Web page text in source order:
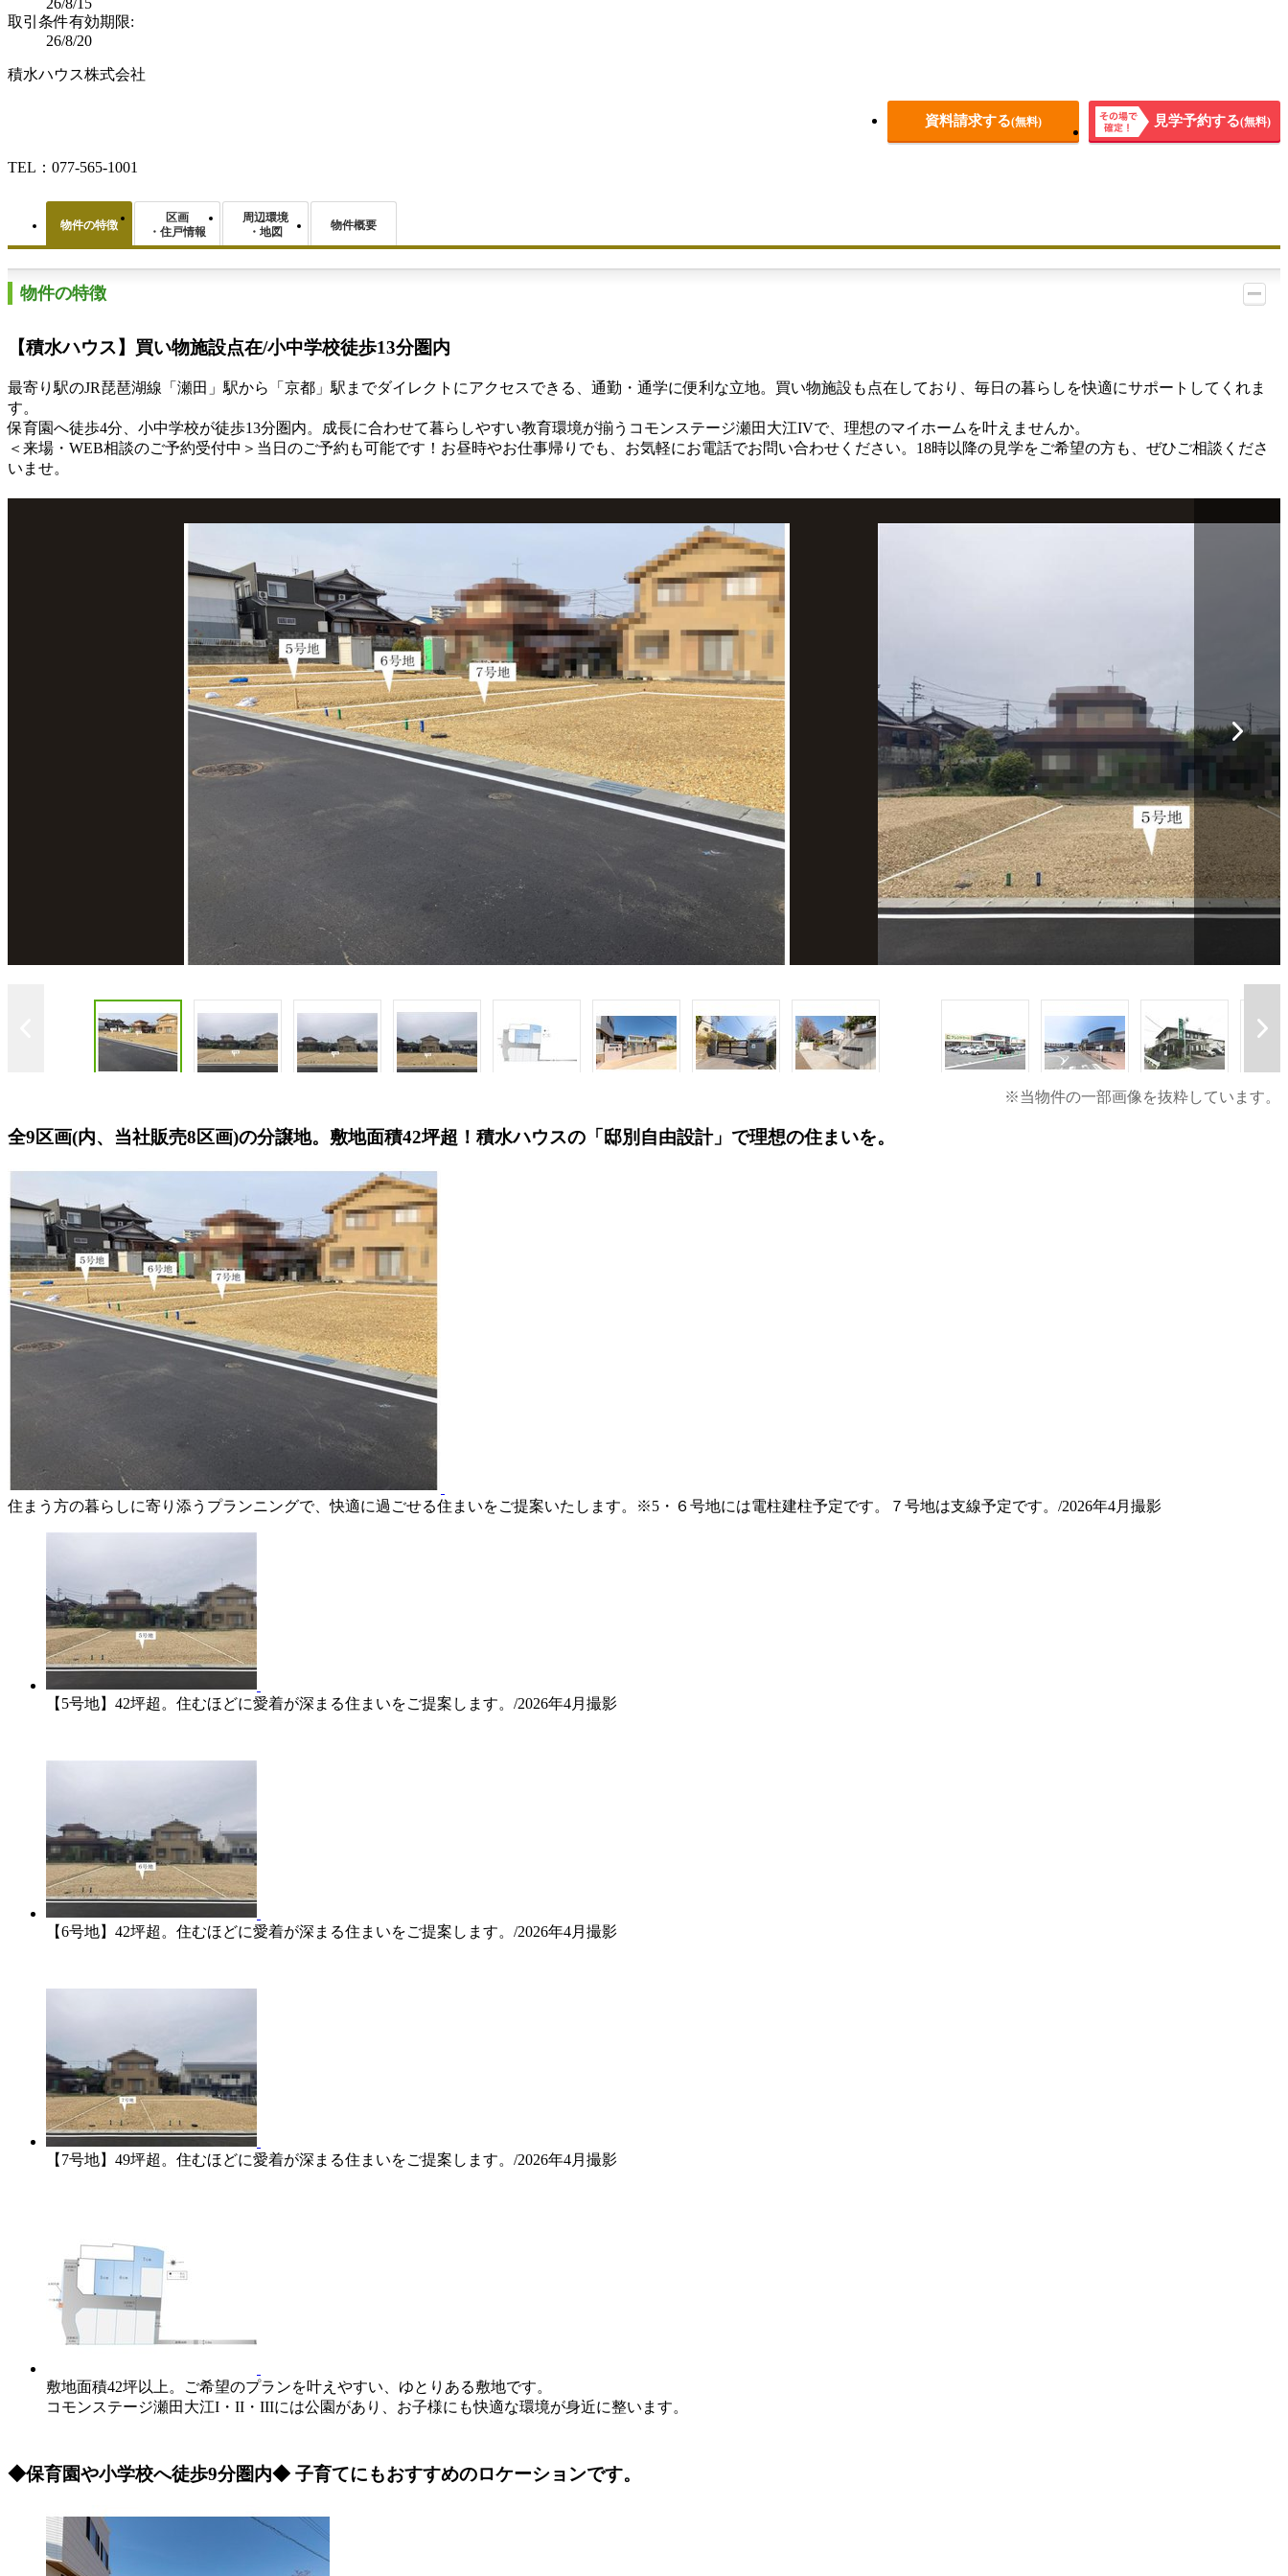
取引条件有効期限:
26/8/20
積水ハウス株式会社
資料請求する(無料)
その場
見学予約する(無料)
TEL：077-565-1001
物件の特徴
区画
・住戸情報
周辺環境
・地図
物件概要
物件の特徴
【積水ハウス】買い物施設点在/小中学校徒歩13分圏内
最寄り駅のJR琵琶湖線「瀬田」駅から「京都」駅までダイレクトにアクセスできる、通勤・通学に便利な立地。買い物施設も点在しており、毎日の暮らしを快適にサポートしてくれま
す。
保育園へ徒歩4分、小中学校が徒歩13分圏内。成長に合わせて暮らしやすい教育環境が揃うコモンステージ瀬田大江IVで、理想のマイホームを叶えませんか。
＜来場・WEB相談のご予約受付中＞当日のご予約も可能です！お昼時やお仕事帰りでも、お気軽にお電話でお問い合わせください。18時以降の見学をご希望の方も、ぜひご相談くださ
いませ。
住まう方の暮らしに寄り添うプランニングで、快適に過ごせる住まいをご提案いたします。※5・６号
地には電柱建柱予定です。７号地は支線予定です。/2026年4月撮影
※当物件の一部画像を抜粋しています。
全9区画(内、当社販売8区画)の分譲地。敷地面積42坪超！積水ハウスの「邸別自由設計」で理想の住まいを。
住まう方の暮らしに寄り添うプランニングで、快適に過ごせる住まいをご提案いたします。※5・６号地には電柱建柱予定です。７号地は支線予定です。/2026年4月撮影
【5号地】42坪超。住むほどに愛着が深まる住まいをご提案します。/2026年4月撮影
【6号地】42坪超。住むほどに愛着が深まる住まいをご提案します。/2026年4月撮影
【7号地】49坪超。住むほどに愛着が深まる住まいをご提案します。/2026年4月撮影
敷地面積42坪以上。ご希望のプランを叶えやすい、ゆとりある敷地です。
コモンステージ瀬田大江I・II・IIIには公園があり、お子様にも快適な環境が身近に整います。
◆保育園や小学校へ徒歩9分圏内◆ 子育てにもおすすめのロケーションです。